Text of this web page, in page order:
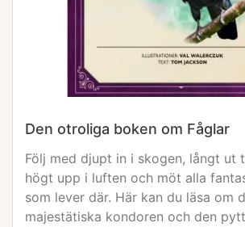
Den otroliga boken om Fåglar
Följ med djupt in i skogen, långt ut
högt upp i luften och möt alla
som lever där. Här kan du läsa om
majestätiska kondoren och den